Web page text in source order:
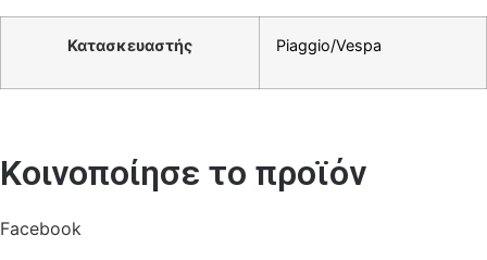
Κατασκευαστής Piaggio/Vespa
Κοινοποίησε το προϊόν
Facebook